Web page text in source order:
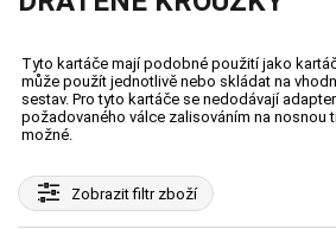
Tyto kartáče mají podobné použití jako
může použít jednotlivě nebo skládat na
sestav. Pro tyto kartáče se nedodávají
požadovaného válce zalisováním na nosnou
možné.
Zobrazitfiltr zboží